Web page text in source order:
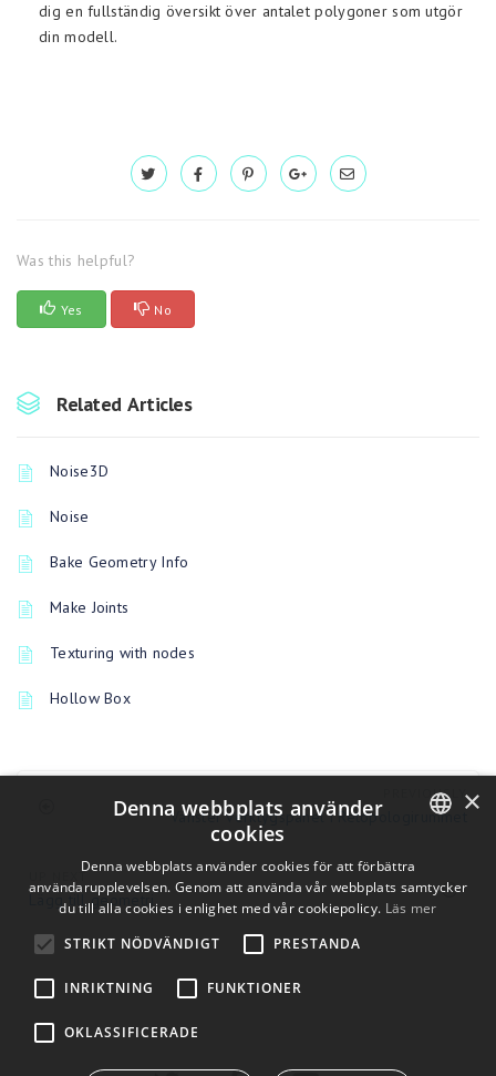
dig en fullständig översikt över antalet polygoner som utgör
din modell.
Was this helpful?
Yes No
Related Articles
Noise3D
Noise
Bake Geometry Info
Make Joints
Texturing with nodes
Hollow Box
PREVIOUSLY
Vänster verktygspanel i Retopologirummet
UP NEXT
Lägg till geometri
ENGLISH
BULGARIAN
×
Denna webbplats använder
cookies
Denna webbplats använder cookies för att förbättra
användarupplevelsen. Genom att använda vår webbplats samtycker
du till alla cookies i enlighet med vår cookiepolicy. Läs mer
STRIKT NÖDVÄNDIGT
PRESTANDA
INRIKTNING FUNKTIONER
OKLASSIFICERADE